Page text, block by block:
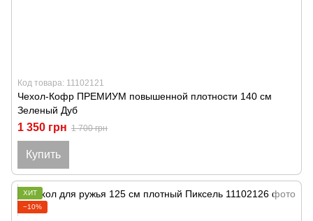
Код товара: 11102121
Чехол-Кофр ПРЕМИУМ повышенной плотности 140 см
Зеленый Дуб
1 350 грн 1 700 грн
Купить
ХИТ
−10%